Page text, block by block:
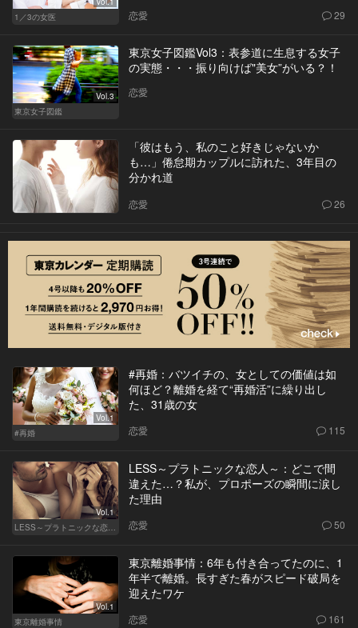
1／3の女医
恋愛 29
Vol.3
東京女子図鑑
東京女子図鑑Vol3：表参道に生息する女子
の実態・・・振り向けば"美女”がいる？！
恋愛
「彼はもう、私のこと好きじゃないか
も…」倦怠期カップルに訪れた、3年目の
分かれ道
恋愛 26
Vol.1
#再婚
#再婚：バツイチの、女としての価値は如
何ほど？離婚を経て“再婚活”に繰り出し
た、31歳の女
恋愛 115
Vol.1
LESS～プラトニックな恋人～
LESS～プラトニックな恋人～：どこで間
違えた…？私が、プロポーズの瞬間に涙し
た理由
恋愛 50
Vol.1
東京離婚事情
東京離婚事情：6年も付き合ってたのに、1
年半で離婚。長すぎた春がスピード破局を
迎えたワケ
恋愛 161